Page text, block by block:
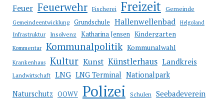
Feuer Feuerwehr Fischerei Freizeit Gemeinde
Gemeindeentwicklung Grundschule Hallenwellenbad Helgoland
Infrastruktur Insolvenz Katharina Jensen Kindergarten
Kommentar Kommunalpolitik Kommunalwahl
Krankenhaus Kultur Kunst Künstlerhaus Landkreis
Landwirtschaft LNG LNG Terminal Nationalpark
Naturschutz OOWV Polizei Schulen Seebadeverein